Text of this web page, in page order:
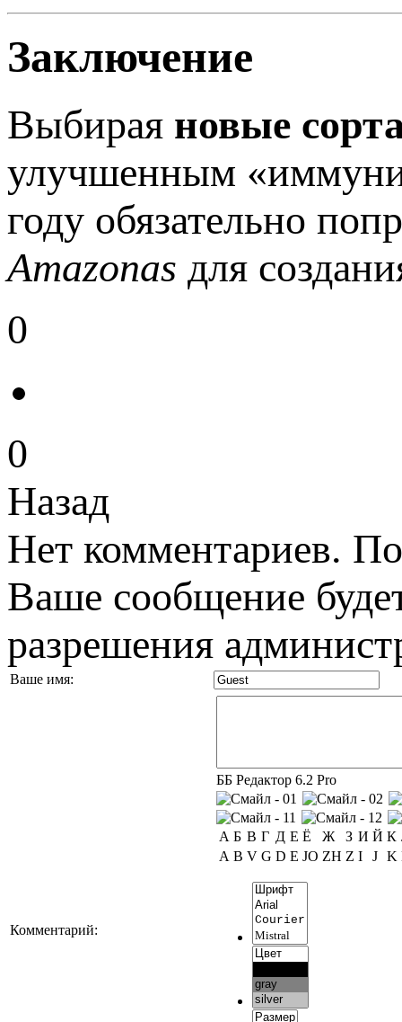
Заключение
Выбирая новые
улучшенным
году обязательно
Amazonas для
0
0
Назад
Нет комментариев.
Ваше сообщение
разрешения
Ваше имя:
Комментарий:
ББ Редактор 6.2 Pro
А Б В Г Д Е Ё Ж З И Й К
A B V G D E JO ZH Z I J K